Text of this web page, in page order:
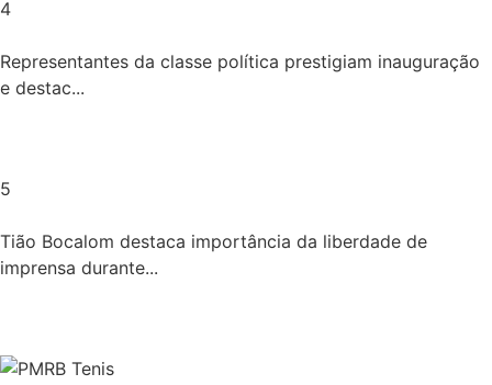
4
Representantes da classe política prestigiam inauguração
e destac...
5
Tião Bocalom destaca importância da liberdade de
imprensa durante...